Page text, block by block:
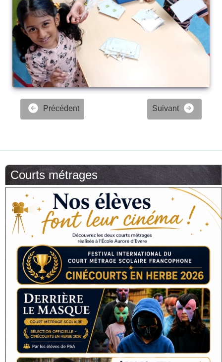
Précédent Suivant
Courts métrages